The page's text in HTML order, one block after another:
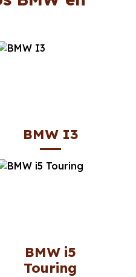
cada pocos años.
BMW I3
BMW i5
Touring